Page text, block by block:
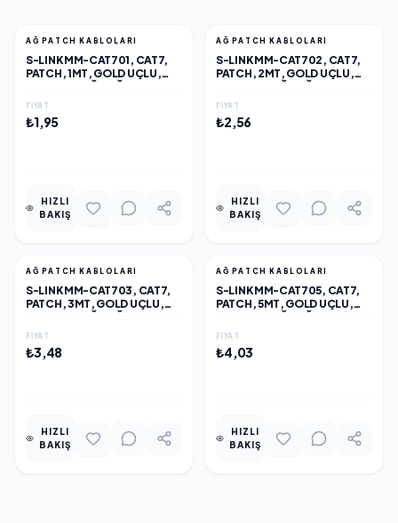
AĞ PATCH KABLOLARI
S-LINK MM-CAT701, CAT7,
PATCH, 1MT, GOLD UÇLU,
KABLOSU (SIYAH)
FIYAT
₺1,95
HIZLI
BAKIŞ
AĞ PATCH KABLOLARI
S-LINK MM-CAT702, CAT7,
PATCH, 2MT, GOLD UÇLU,
KABLOSU (SIYAH)
FIYAT
₺2,56
HIZLI
BAKIŞ
AĞ PATCH KABLOLARI
S-LINK MM-CAT703, CAT7,
PATCH, 3MT, GOLD UÇLU,
KABLOSU (SIYAH)
FIYAT
₺3,48
HIZLI
BAKIŞ
AĞ PATCH KABLOLARI
S-LINK MM-CAT705, CAT7,
PATCH, 5MT, GOLD UÇLU,
KABLOSU (SIYAH)
FIYAT
₺4,03
HIZLI
BAKIŞ